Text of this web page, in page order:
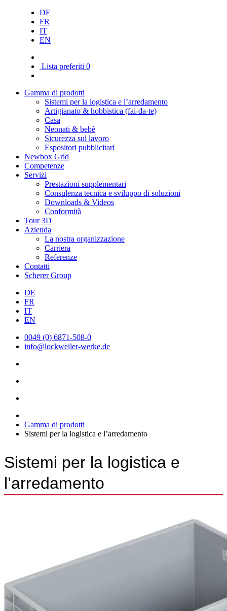
DE
FR
IT
EN
Lista preferiti 0
Gamma di prodotti
Sistemi per la logistica e l’arredamento
Artigianato & hobbistica (fai-da-te)
Casa
Neonati & bebè
Sicurezza sul lavoro
Espositori pubblicitari
Newbox Grid
Competenze
Servizi
Prestazioni supplementari
Consulenza tecnica e sviluppo di soluzioni
Downloads & Videos
Conformità
Tour 3D
Azienda
La nostra organizzazione
Carriera
Referenze
Contatti
Scherer Group
DE
FR
IT
EN
0049 (0) 6871-508-0
info@lockweiler-werke.de
Gamma di prodotti
Sistemi per la logistica e l’arredamento
Sistemi per la logistica e
l’arredamento